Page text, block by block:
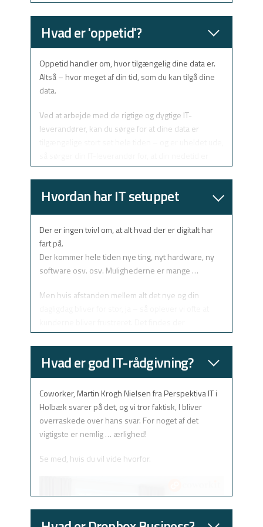
Jess. V. Rasmussen fortæller her om, hvilke fordele
det har, og hvordan du kan bruge det.
Hvad er 'oppetid'?
Oppetid handler om, hvor tilgængelig dine data er.
Altså – hvor meget af din tid, som du kan tilgå dine
data.
Ved at arbejde med de rigtige og dygtige IT-
leverandører, kan du sørge for at dine data er
minimal, og at du hurtigt er tilbage på sporet igen.
Jacob Schmidt, CEO i Cloud Factory fortæller her om
vigtigheden af oppetid, og hvordan man sikrer den
Hvordan har IT setuppet
ændret sig, og hvad kan vi
forvente i fremtiden?
Der er ingen tvivl om, at alt hvad der er digitalt har
fart på.
Der kommer hele tiden nye ting, nyt hardware, ny
software osv. osv. Mulighederne er mange …
Men hvis afstanden mellem alt det nye og din
selvfølgelig løsninger på og til – og dem har vi.
Hør hvad Jacob Schmidt, CEO i Cloud Factory har at
sige om netop dette.
Hvad er god IT-rådgivning?
Coworker, Martin Krogh Nielsen fra Perspektiva IT i
Holbæk svarer på det, og vi tror faktisk, I bliver
overraskede over hans svar. For noget af det
vigtigste er nemlig … ærlighed!
Se med, hvis du vil vide hvorfor.